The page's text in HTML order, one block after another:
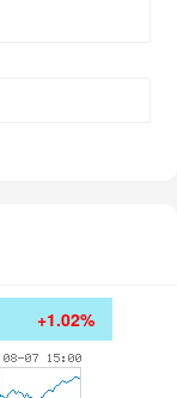
+1.02%